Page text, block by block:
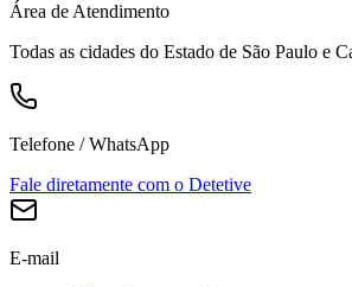
Área de Atendimento
Todas as cidades do Estado de São Paulo e
Telefone / WhatsApp
Fale diretamente com o Detetive
E-mail